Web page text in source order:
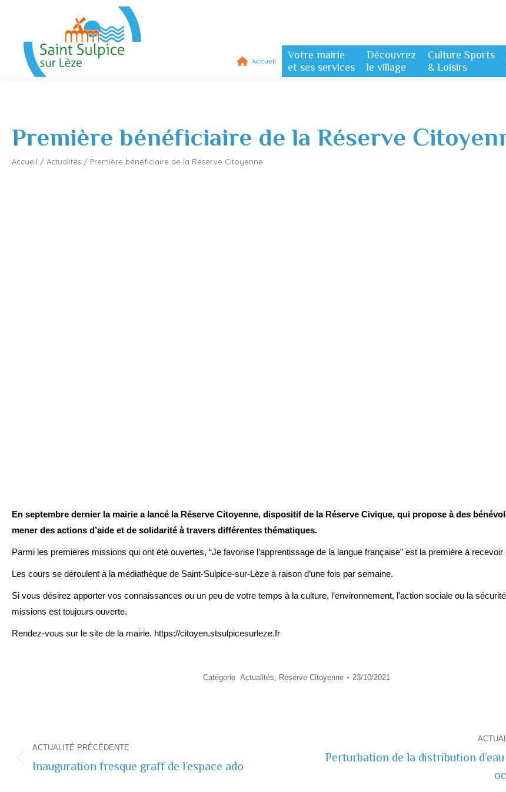
Accueil
Votre mairie
et ses services
Découvrez
le village
Culture Sports
& Loisirs
Première bénéficiaire de la Réserve
Accueil / Actualités / Première bénéficiaire de la Réserve Citoyenne
En septembre dernier la mairie a lancé la Réserve Citoyenne, dispositif de la Réserve Civique, qui propose à des
mener des actions d’aide et de solidarité à travers différentes thématiques.
Parmi les premières missions qui ont été ouvertes, “Je favorise l’apprentissage de la langue française” est la première à recevoir
Les cours se déroulent à la médiathèque de Saint-Sulpice-sur-Lèze à raison d’une fois par semaine.
Si vous désirez apporter vos connaissances ou un peu de votre temps à la culture, l’environnement, l’action sociale ou la
missions est toujours ouverte.
Rendez-vous sur le site de la mairie. https://citoyen.stsulpicesurleze.fr
Catégorie Actualités, Réserve Citoyenne 23/10/2021
de
ACTUALITÉ PRÉCÉDENTE
Actualité
Inauguration fresque graff de l’espace ado
Perturbation de la distribution